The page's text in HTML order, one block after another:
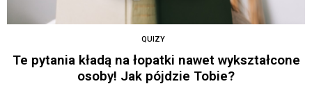
QUIZY
Te pytania kładą na łopatki nawet wykształcone
osoby! Jak pójdzie Tobie?